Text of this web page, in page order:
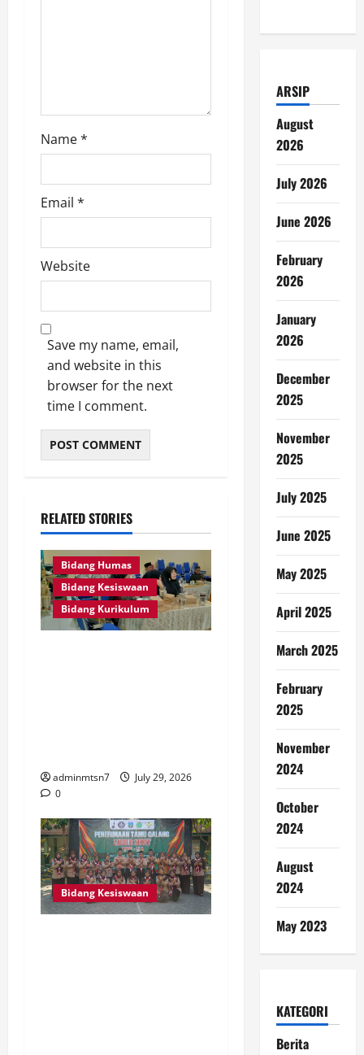
Name*
Email *
Website
Save my name, email,
and website in this
browser for the next
time I comment.
RELATED STORIES
Bidang Humas
Bidang Kesiswaan
Bidang Kurikulum
adminmtsn7
July 29, 2026
0
Bidang Kesiswaan
ARSIP
August
2026
July 2026
June 2026
February
2026
January
2026
December
2025
November
2025
July 2025
June 2025
May 2025
April 2025
March 2025
February
2025
November
2024
October
2024
August
2024
May 2023
KATEGORI
Berita